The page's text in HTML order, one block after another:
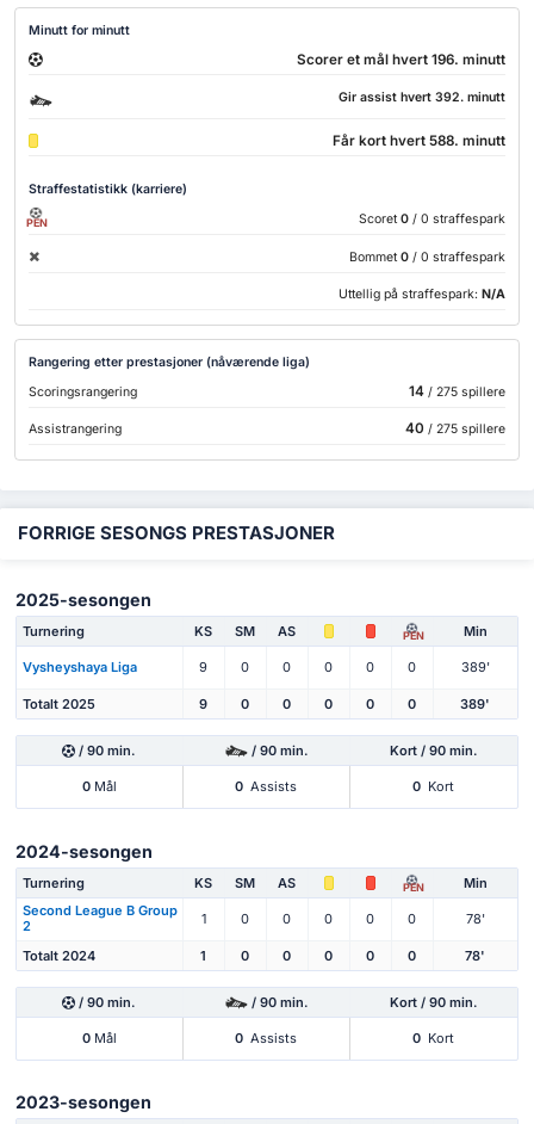
Minutt for minutt
Scorer et mål hvert 196. minutt
Gir assist hvert 392. minutt
Får kort hvert 588. minutt
Straffestatistikk (karriere)
PEN Scoret 0 / 0 straffespark
Bommet 0 / 0 straffespark
Uttellig på straffespark: N/A
Rangering etter prestasjoner (nåværende liga)
Scoringsrangering
14/ 275 spillere
Assistrangering 40 / 275 spillere
FORRIGE SESONGS PRESTASJONER
2025-sesongen
Turnering KS SM AS PEN Min
Vysheyshaya Liga 9 0 0 0 0 0 389'
Totalt 2025 9 0 0 0 0 0 389'
/ 90 min. / 90 min. Kort / 90 min.
0Mål 0 Assists 0 Kort
2024-sesongen
Turnering KS SM AS PEN
Min
Second League B Group
2
1 0 0 0 0 0 78'
Totalt 2024 1 0 0 0 0 0 78'
/ 90 min. / 90 min. Kort / 90 min.
0Mål 0 Assists 0 Kort
2023-sesongen